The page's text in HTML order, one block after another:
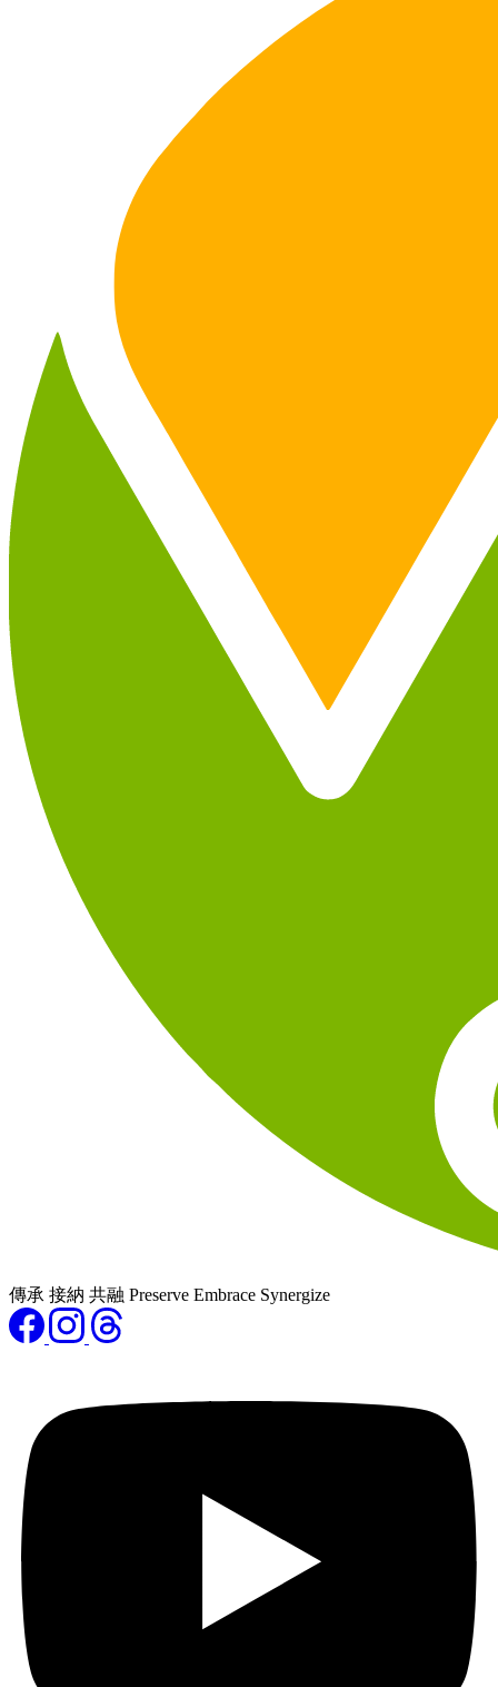
傳承 接納 共融 Preserve Embrace Synergize